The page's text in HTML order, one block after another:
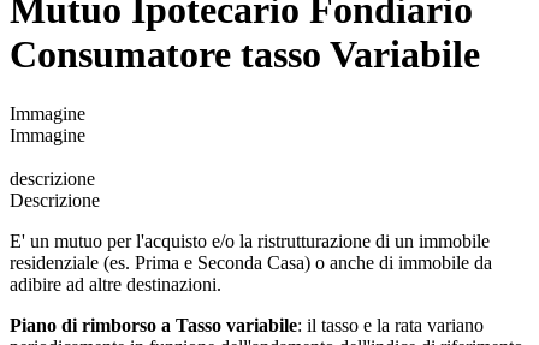
Mutuo Ipotecario Fondiario
Consumatore tasso Variabile
Immagine
Immagine
descrizione
Descrizione
E' un mutuo per l'acquisto e/o la ristrutturazione di un immobile
residenziale (es. Prima e Seconda Casa) o anche di immobile da
adibire ad altre destinazioni.
Piano di rimborso a Tasso variabile: il tasso e la rata variano